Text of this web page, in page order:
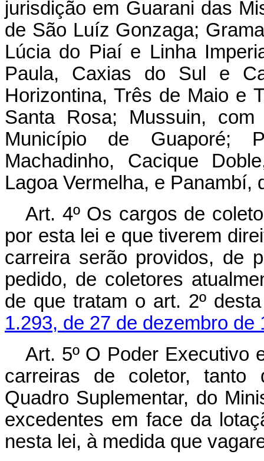
jurisdição em Guarani das
de São Luíz Gonzaga;
Lúcia do Piaí e Linha
Paula, Caxias do Sul e
Horizontina, Três de Maio e
Santa Rosa; Mussuin,
Município de Guaporé;
Machadinho, Cacique
Lagoa Vermelha, e Panambí,
Art. 4º Os cargos de
por esta lei e que tiverem
carreira serão providos, de
pedido, de coletores
de que tratam o art. 2º
1.293, de 27 de dezembro de
Art. 5º O Poder Executivo
carreiras de coletor, tanto
Quadro Suplementar, do
excedentes em face da
nesta lei, à medida que